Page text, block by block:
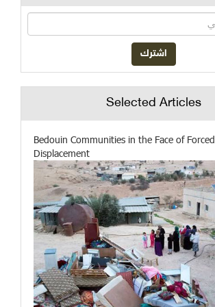
Selected Articles
Bedouin Communities in the Face of Forced
Displacement